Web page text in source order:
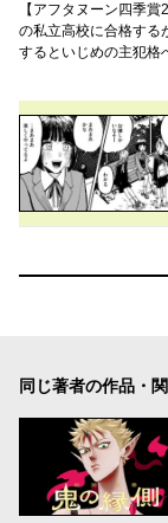
【アフタヌーン四季
の私立高校に合格する
するといじめの主犯格
同じ著者の作品・